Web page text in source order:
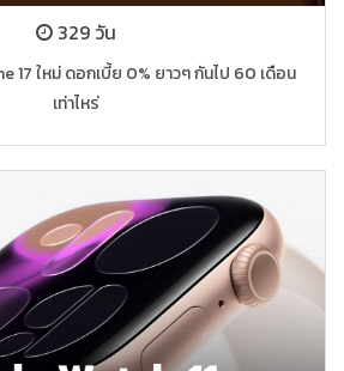
329 วัน
17 ใหม่ ดอกเบี้ย 0% ยาวๆ กันไป 60 เดือน
เท่าไหร่